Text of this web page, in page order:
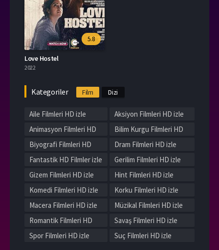
5.8
Love Hostel
2022
Kategoriler Film Dizi
Aile Filmleri HD izle
Aksiyon Filmleri HD izle
Animasyon Filmleri HD
izle
Bilim Kurgu Filmleri HD
izle
Biyografi Filmleri HD
izle
Dram Filmleri HD izle
Fantastik HD Filmler izle
Gerilim Filmleri HD izle
Gizem Filmleri HD izle
Hint Filmleri HD izle
Komedi Filmleri HD izle
Korku Filmleri HD izle
Macera Filmleri HD izle
Müzikal Filmleri HD izle
Romantik Filmleri HD
izle
Savaş Filmleri HD izle
Spor Filmleri HD izle
Suç Filmleri HD izle